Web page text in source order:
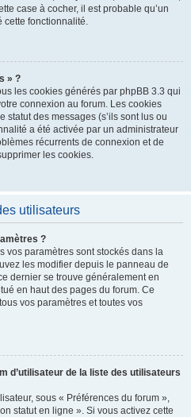
case à cocher, il est probable qu’un
cette fonctionnalité.
» ?
les cookies générés par phpBB 3.3 qui
connexion au forum. Les cookies
statut des messages (s’ils sont lus ou
a été activée par un administrateur
récurrents de connexion et de
les cookies.
utilisateurs
?
vos paramètres sont stockés dans la
les modifier depuis le panneau de
dernier se trouve généralement en
en haut des pages du forum. Ce
vos paramètres et toutes vos
d’utilisateur de la liste des utilisateurs
sous « Préférences du forum »,
statut en ligne ». Si vous activez cette